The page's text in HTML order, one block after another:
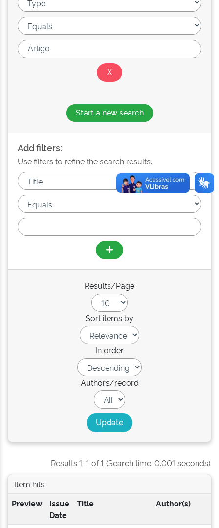
Start a new search
Add filters:
Use filters to refine the search results.
Results/Page
Sort items by
In order
Authors/record
Results 1-1 of 1 (Search time: 0.001 seconds).
Item hits:
Preview
Issue
Date
Title Author(s)